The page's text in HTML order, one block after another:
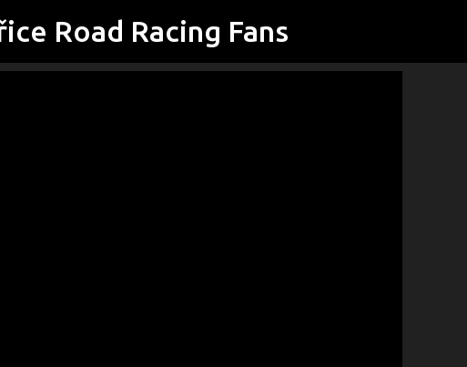
Přeskočit na hlavní obsah
Road Racing Fans